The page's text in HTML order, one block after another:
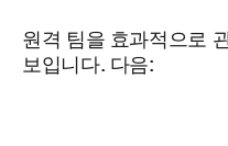
원격 팀을 효과적으로
보입니다. 다음: